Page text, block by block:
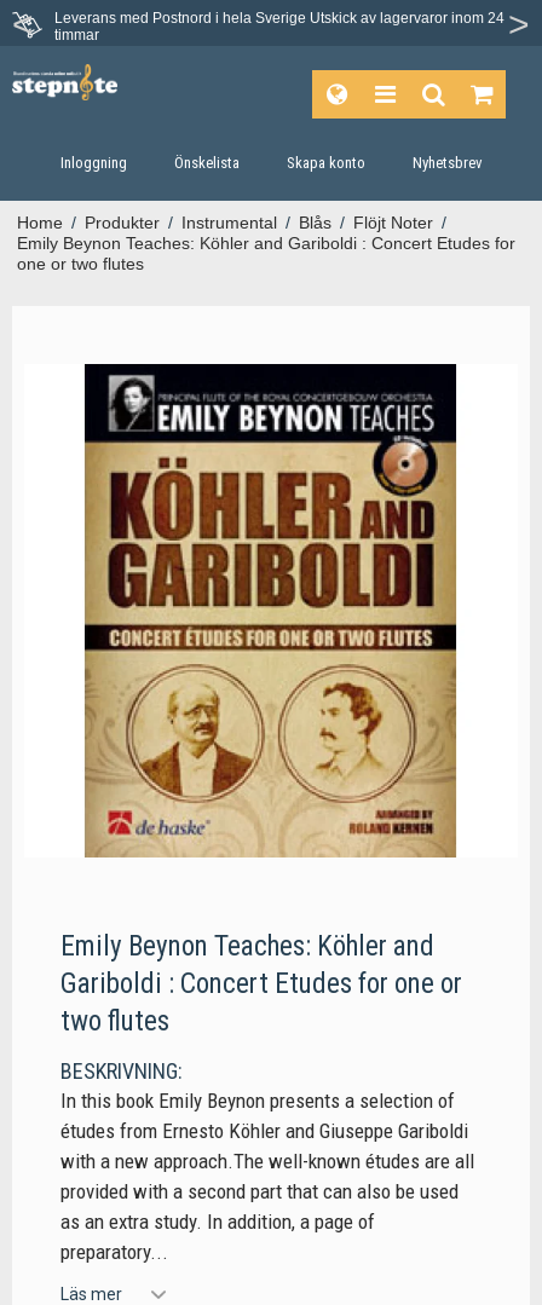
Leverans med Postnord i hela Sverige Utskick av lagervaror inom 24
timmar
Du har 30 dagars ångerrätt.
Inloggning Önskelista Skapa konto Nyhetsbrev
Home / Produkter / Instrumental / Blås / Flöjt Noter /
Emily Beynon Teaches: Köhler and Gariboldi : Concert Etudes for
one or two flutes
Emily Beynon Teaches: Köhler and
Gariboldi : Concert Etudes for one or
two flutes
BESKRIVNING:
In this book Emily Beynon presents a selection of
études from Ernesto Köhler and Giuseppe Gariboldi
with a new approach.The well-known études are all
provided with a second part that can also be used
as an extra study. In addition, a page of
preparatory...
Läs mer